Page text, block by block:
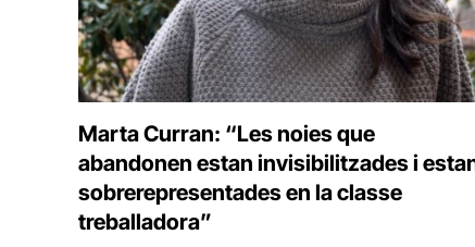
Marta Curran: “Les noies que
abandonen estan invisibilitzades i
sobrerepresentades en la classe
treballadora”